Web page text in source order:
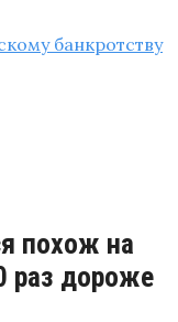
похож на
раз дороже